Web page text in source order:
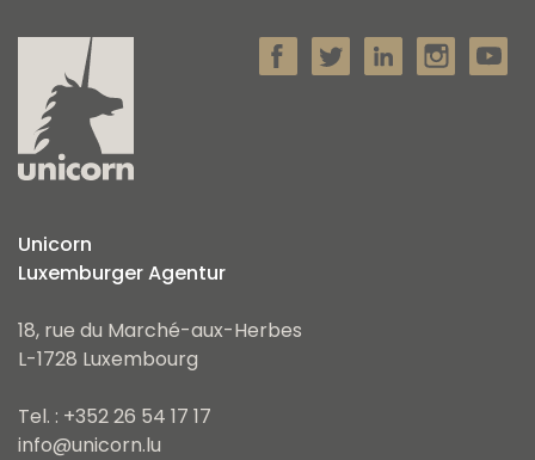
Unicorn
Luxemburger Agentur
18, rue du Marché-aux-Herbes
L-1728 Luxembourg
Tel. : +352 26 54 17 17
info@unicorn.lu